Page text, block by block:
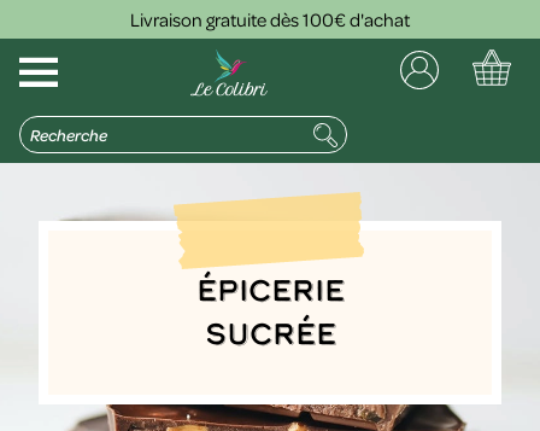
Livraison gratuite dès 100€ d'achat
Épicerie
sucrée